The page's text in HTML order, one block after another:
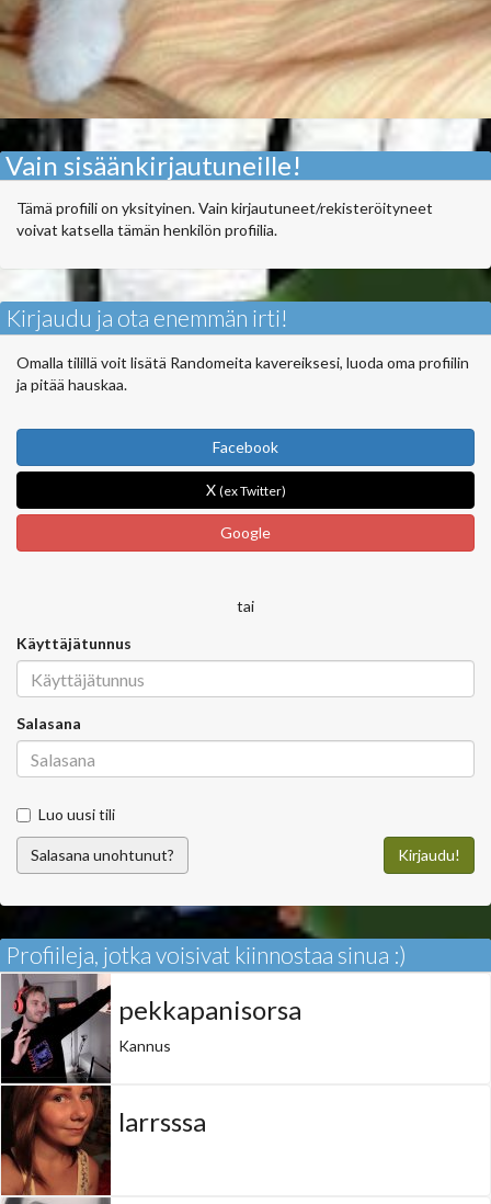
Vain sisäänkirjautuneille!
Tämä profiili on yksityinen. Vain kirjautuneet/rekisteröityneet
voivat katsella tämän henkilön profiilia.
Kirjaudu ja ota enemmän irti!
Omalla tilillä voit lisätä Randomeita kavereiksesi, luoda oma profiilin
ja pitää hauskaa.
Facebook
X (ex Twitter)
Google
tai
Käyttäjätunnus
Salasana
Luo uusi tili
Salasana unohtunut? Kirjaudu!
Profiileja, jotka voisivat kiinnostaa sinua :)
pekkapanisorsa
Kannus
larrsssa